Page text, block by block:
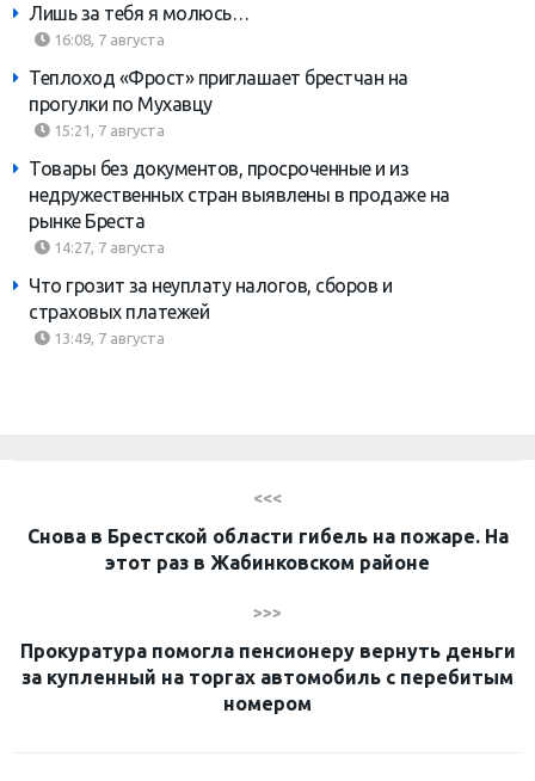
Лишь за тебя я молюсь…
16:08, 7 августа
Теплоход «Фрост» приглашает брестчан на
прогулки по Мухавцу
15:21, 7 августа
Товары без документов, просроченные и из
недружественных стран выявлены в продаже на
рынке Бреста
14:27, 7 августа
Что грозит за неуплату налогов, сборов и
страховых платежей
13:49, 7 августа
<<<
Снова в Брестской области гибель на пожаре. На
этот раз в Жабинковском районе
>>>
Прокуратура помогла пенсионеру вернуть деньги
за купленный на торгах автомобиль с перебитым
номером